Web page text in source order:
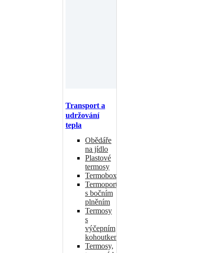
Transport a
udržování
tepla
Obědáře
na jídlo
Plastové
termosy
Termoboxy
Termoporty
s bočním
plněním
Termosy
s
výčepním
kohoutkem
Termosy,